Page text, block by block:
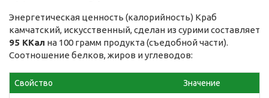
Энергетическая ценность (калорийность) Краб
камчатский, искусственный, сделан из сурими составляет
95 ККал на 100 грамм продукта (съедобной части).
Соотношение белков, жиров и углеводов:
Свойство Значение